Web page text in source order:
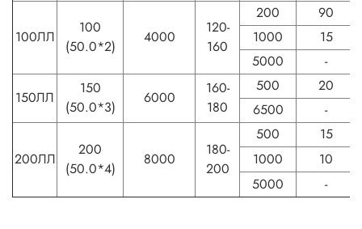
100ЛЛ
100
(50.0*2)
4000
120-
160
200
90
1000
15
5000
-
150ЛЛ
150
(50.0*3)
6000
160-
180
500
20
6500
-
200ЛЛ
200
(50.0*4)
8000
180-
200
500
15
1000
10
5000
-